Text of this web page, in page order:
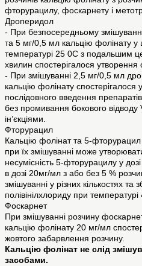
фторурацилу, фоскарнету і
Дроперидол
- При безпосередньому
та 5 мг/0,5 мл кальцію фолінату
температурі 25 0C з подальшим
хвилин спостерігалося утворення
- При змішуванні 2,5 мг/0,5 мл
кальцію фолінату спостерігалося
послідовного введення
без промивання бокового відводу
ін’єкціями.
Фторурацил
Кальцію фолінат та 5-фторурацил
при їх змішуванні може
несумісність 5-фторурацилу у
в дозі 20мг/мл з або без 5 %
змішуванні у різних кількостях та
полівінілхлориду при
Фоскарнет
При змішуванні розчину
кальцію фолінату 20 мг/мл
жовтого забарвлення розчину.
Кальцію фолінат не слід
засобами.